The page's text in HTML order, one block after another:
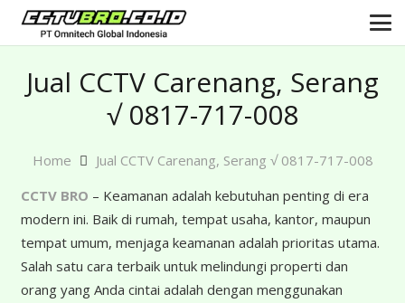
Jual CCTV Carenang, Serang
√ 0817-717-008
Home
Jual CCTV Carenang, Serang √ 0817-717-008
CCTV BRO – Keamanan adalah kebutuhan penting di era
modern ini. Baik di rumah, tempat usaha, kantor, maupun
tempat umum, menjaga keamanan adalah prioritas utama.
Salah satu cara terbaik untuk melindungi properti dan
orang yang Anda cintai adalah dengan menggunakan